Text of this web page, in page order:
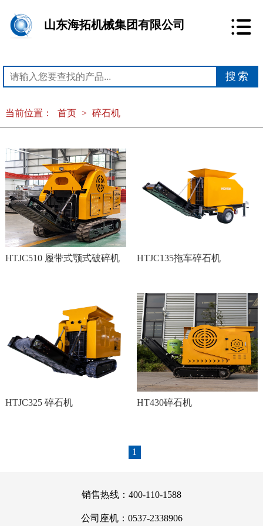
山东海拓机械集团有限公司
当前位置： 首页 > 碎石机
HTJC510 履带式颚式破碎机 HTJC135拖车碎石机
HTJC325 碎石机 HT430碎石机
1
销售热线：400-110-1588
公司座机：0537-2338906